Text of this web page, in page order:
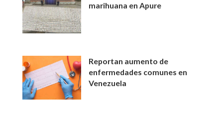
marihuana en Apure
Reportan aumento de
enfermedades comunes en
Venezuela